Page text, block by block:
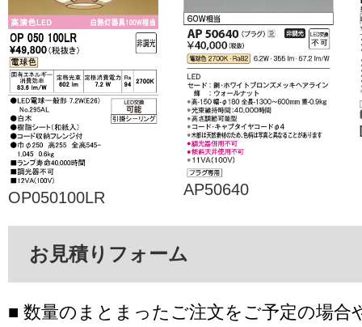
OP050100LR AP50640
お見積りフォーム
■ 数量のまとまったご注文をご予定の場合